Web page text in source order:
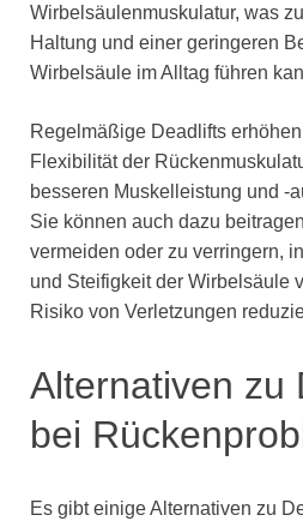
Wirbelsäulenmuskulatur, was
Haltung und einer geringeren
Wirbelsäule im Alltag führen
Regelmäßige Deadlifts
Flexibilität der
besseren Muskelleistung und -
Sie können auch dazu
vermeiden oder zu verringern,
und Steifigkeit der Wirbelsäule
Risiko von Verletzungen
Alternativen zu
bei
Es gibt einige Alternativen zu